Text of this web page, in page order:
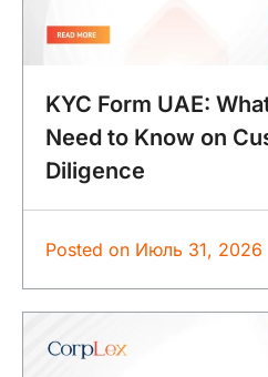
KYC Form UAE:
Need to Know on
Diligence
Posted on Июль 31, 2026